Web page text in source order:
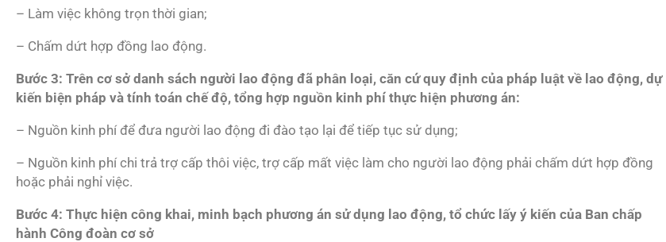
– Làm việc không trọn thời gian;
– Chấm dứt hợp đồng lao động.
Bước 3: Trên cơ sở danh sách người lao động đã phân loại, căn cứ quy định của pháp luật về lao động, dự
kiến biện pháp và tính toán chế độ, tổng hợp nguồn kinh phí thực hiện phương án:
– Nguồn kinh phí để đưa người lao động đi đào tạo lại để tiếp tục sử dụng;
– Nguồn kinh phí chi trả trợ cấp thôi việc, trợ cấp mất việc làm cho người lao động phải chấm dứt hợp đồng
hoặc phải nghỉ việc.
Bước 4: Thực hiện công khai, minh bạch phương án sử dụng lao động, tổ chức lấy ý kiến của Ban chấp
hành Công đoàn cơ sở